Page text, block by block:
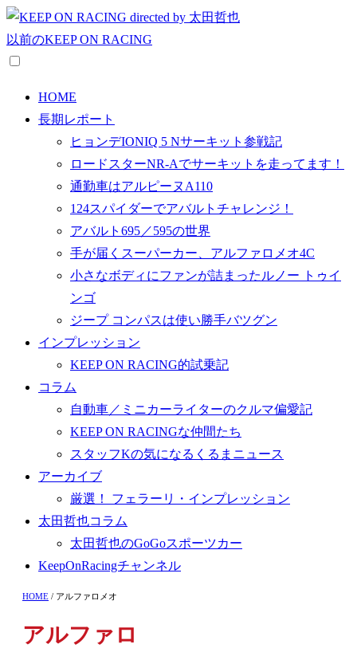
以前のKEEP ON RACING
HOME
長期レポート
ヒョンデIONIQ 5 Nサーキット参戦記
ロードスターNR-Aでサーキットを走ってます！
通勤車はアルピーヌA110
124スパイダーでアバルトチャレンジ！
アバルト695／595の世界
手が届くスーパーカー、アルファロメオ4C
小さなボディにファンが詰まったルノー トゥイ
ンゴ
ジープ コンパスは使い勝手バツグン
インプレッション
KEEP ON RACING的試乗記
コラム
自動車／ミニカーライターのクルマ偏愛記
KEEP ON RACINGな仲間たち
スタッフKの気になるくるまニュース
アーカイブ
厳選！ フェラーリ・インプレッション
太田哲也コラム
太田哲也のGoGoスポーツカー
KeepOnRacingチャンネル
HOME / アルファロメオ
アルファロ